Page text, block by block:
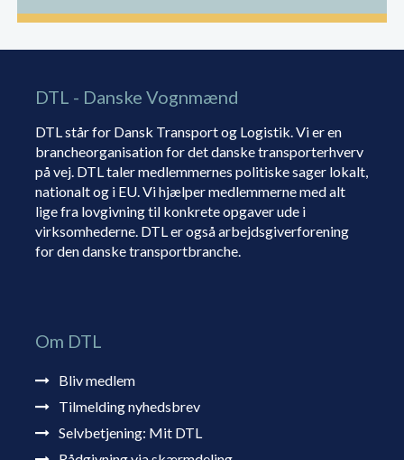
DTL - Danske Vognmænd
DTL står for Dansk Transport og Logistik. Vi er en
brancheorganisation for det danske transporterhverv
på vej. DTL taler medlemmernes politiske sager lokalt,
nationalt og i EU. Vi hjælper medlemmerne med alt
lige fra lovgivning til konkrete opgaver ude i
virksomhederne. DTL er også arbejdsgiverforening
for den danske transportbranche.
Om DTL
Bliv medlem
Tilmelding nyhedsbrev
Selvbetjening: Mit DTL